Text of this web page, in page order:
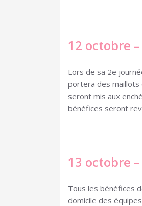
12 octobre
Lors de sa 2e
portera des maillots
seront mis aux
bénéfices seront
13 octobre
Tous les bénéfices
domicile des